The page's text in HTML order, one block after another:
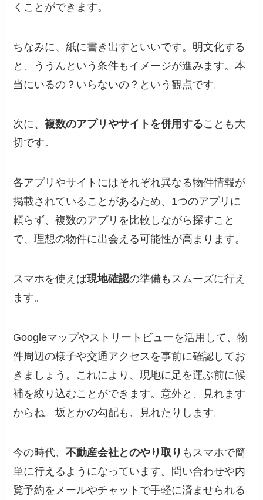
くことができます。
ちなみに、紙に書き出すといいです。明文化する
と、ううんという条件もイメージが進みます。本
当にいるの？いらないの？という観点です。
次に、複数のアプリやサイトを併用することも大
切です。
各アプリやサイトにはそれぞれ異なる物件情報が
掲載されていることがあるため、1つのアプリに
頼らず、複数のアプリを比較しながら探すこと
で、理想の物件に出会える可能性が高まります。
スマホを使えば現地確認の準備もスムーズに行え
ます。
Googleマップやストリートビューを活用して、物
件周辺の様子や交通アクセスを事前に確認してお
きましょう。これにより、現地に足を運ぶ前に候
補を絞り込むことができます。意外と、見れます
からね。坂とかの勾配も、見れたりします。
今の時代、不動産会社とのやり取り もスマホで簡
単に行えるようになっています。問い合わせや内
覧予約をメールやチャットで手軽に済ませられる